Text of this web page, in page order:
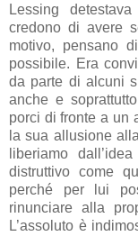
Lessing
credono di avere
motivo, pensano
possibile. Era
da parte di alcuni
anche e
porci di fronte a un
la sua allusione
liberiamo
distruttivo come
perché per lui
rinunciare alla
L’assoluto è